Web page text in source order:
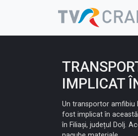
IMPLICAT
Un transportor amfibiu
fost implicat în
în Filiași, județul Dolj.